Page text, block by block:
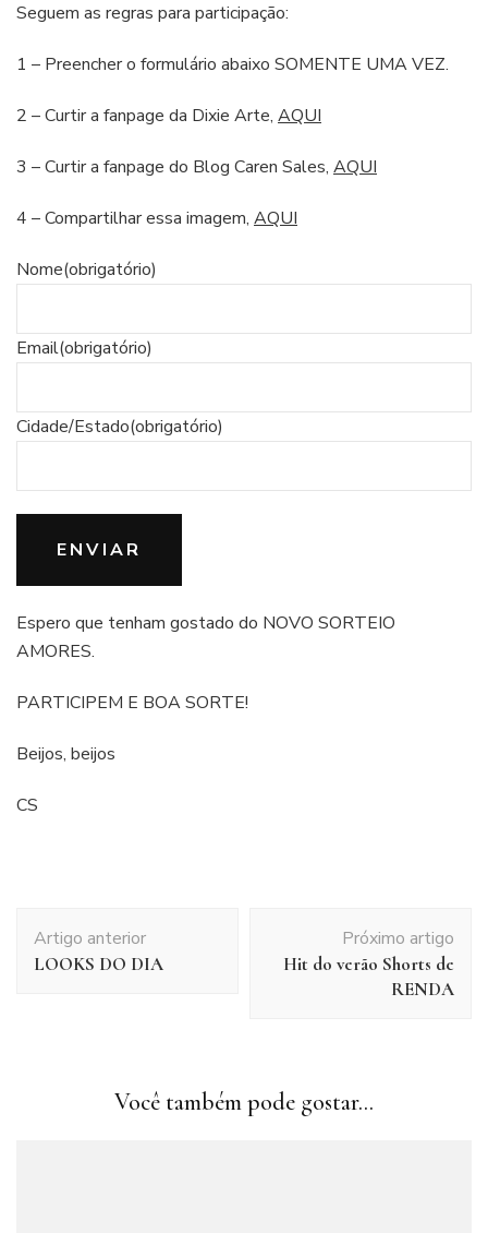
Seguem as regras para participação:
1 – Preencher o formulário abaixo SOMENTE UMA VEZ.
2 – Curtir a fanpage da Dixie Arte, AQUI
3 – Curtir a fanpage do Blog Caren Sales, AQUI
4 – Compartilhar essa imagem, AQUI
Nome(obrigatório)
Email(obrigatório)
Cidade/Estado(obrigatório)
ENVIAR
Espero que tenham gostado do NOVO SORTEIO
AMORES.
PARTICIPEM E BOA SORTE!
Beijos, beijos
CS
de
post
Artigo anterior
LOOKS DO DIA
Próximo artigo
Hit do verão Shorts de
RENDA
Você também pode gostar...